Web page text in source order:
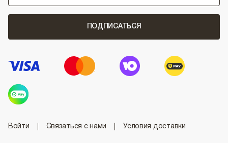
ПОДПИСАТЬСЯ
Войти Связаться с нами
Условия доставки